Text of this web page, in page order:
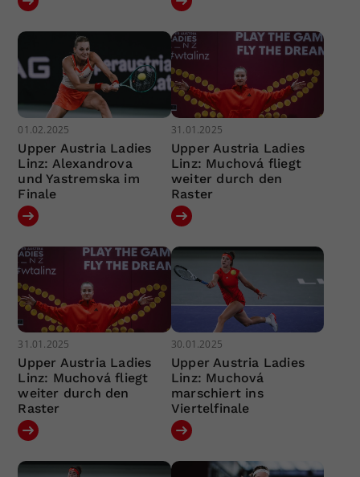
01.02.2025
Upper Austria Ladies
Linz: Alexandrova
und Yastremska im
Finale
31.01.2025
Upper Austria Ladies
Linz: Muchová fliegt
weiter durch den
Raster
31.01.2025
Upper Austria Ladies
Linz: Muchová fliegt
weiter durch den
Raster
30.01.2025
Upper Austria Ladies
Linz: Muchová
marschiert ins
Viertelfinale